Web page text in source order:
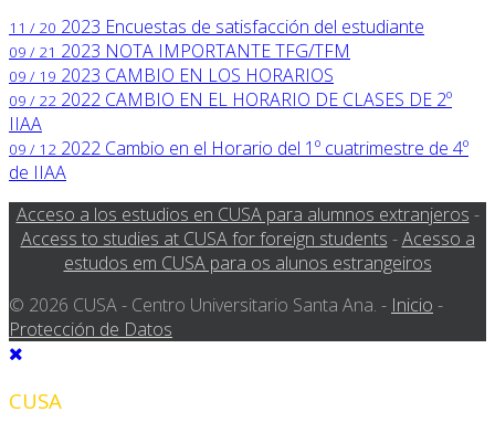
11 / 20 2023 Encuestas de satisfacción del estudiante
09 / 21 2023 NOTA IMPORTANTE TFG/TFM
09 / 19 2023 CAMBIO EN LOS HORARIOS
09 / 22 2022 CAMBIO EN EL HORARIO DE CLASES DE 2º
IIAA
09 / 12 2022 Cambio en el Horario del 1º cuatrimestre de 4º
de IIAA
Acceso a los estudios en CUSA para alumnos extranjeros -
Access to studies at CUSA for foreign students -Acesso a
estudos em CUSA para os alunos estrangeiros
© 2026 CUSA - Centro Universitario Santa Ana. - Inicio -
Protección de Datos
CUSA